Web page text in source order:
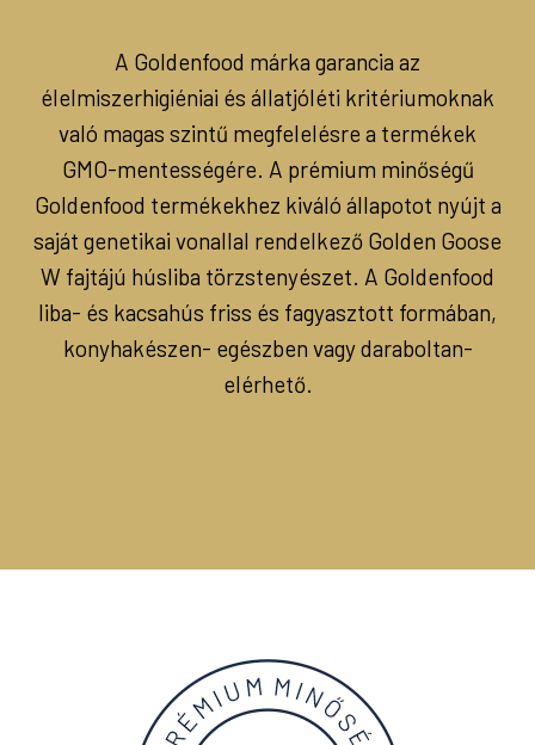
A Goldenfood márka garancia az
élelmiszerhigiéniai és állatjóléti kritériumoknak
való magas szintű megfelelésre a termékek
GMO-mentességére. A prémium minőségű
Goldenfood termékekhez kiváló állapotot nyújt a
saját genetikai vonallal rendelkező Golden Goose
W fajtájú húsliba törzstenyészet. A Goldenfood
liba- és kacsahús friss és fagyasztott formában,
konyhakészen- egészben vagy daraboltan-
elérhető.